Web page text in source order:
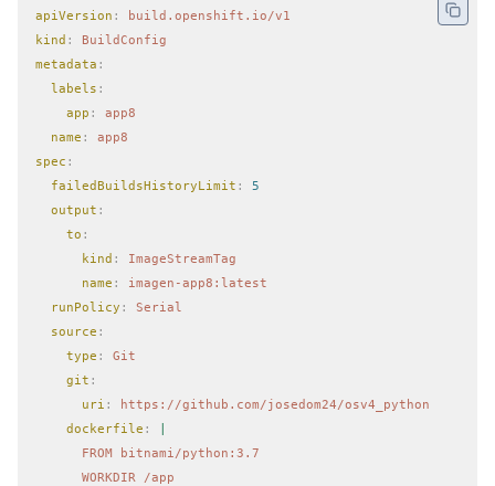
apiVersion :
build.openshift.io/v1
kind :
BuildConfig
metadata :
  labels
:
    app
:
app8
  name
:
app8
spec :
  failedBuildsHistoryLimit
:
5
  output
:
    to
:
      kind
:
ImageStreamTag
      name
:
imagen-app8:latest
  runPolicy
:
Serial
  source
:
    type
:
Git
    git
:
      uri
:
https://github.com/josedom24/osv4_python
    dockerfile
:
|
      FROM bitnami/python:3.7
      WORKDIR /app